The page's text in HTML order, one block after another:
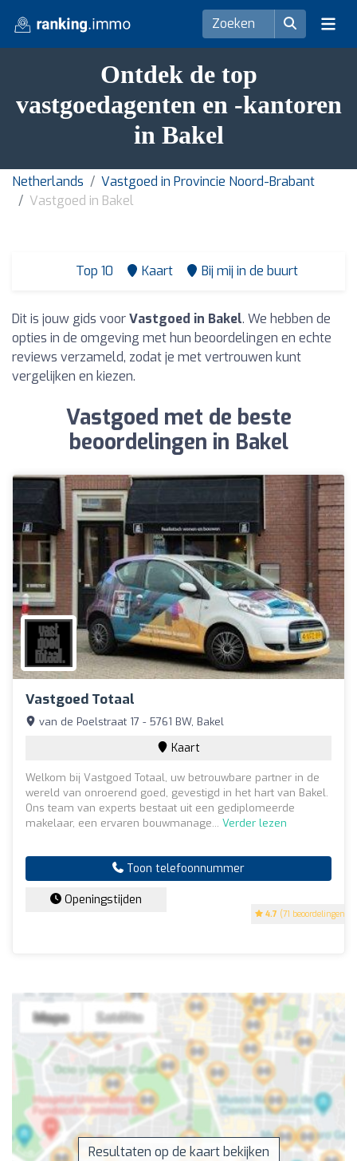
Ontdek de top
vastgoedagenten en -kantoren
in Bakel
Netherlands
Vastgoed in Provincie Noord-Brabant
Vastgoed in Bakel
Top 10 Kaart Bij mij in de buurt
Dit is jouw gids voorVastgoed in Bakel. We hebben de
opties in de omgeving met hun beoordelingen en echte
reviews verzameld, zodat je met vertrouwen kunt
vergelijken en kiezen.
Vastgoed met de beste
beoordelingen in Bakel
Vastgoed Totaal
4.7 (71 beoordelingen)
van de Poelstraat 17 - 5761 BW, Bakel
Kaart
Welkom bij Vastgoed Totaal, uw betrouwbare partner in de
wereld van onroerend goed, gevestigd in het hart van Bakel.
Ons team van experts bestaat uit een gediplomeerde
makelaar, een ervaren bouwmanage... Verder lezen
Toon telefoonnummer
Openingstijden
Resultaten op de kaart bekijken